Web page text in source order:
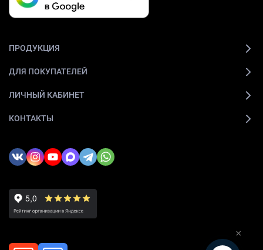
ПРОДУКЦИЯ
ДЛЯ ПОКУПАТЕЛЕЙ
ЛИЧНЫЙ КАБИНЕТ
КОНТАКТЫ
×